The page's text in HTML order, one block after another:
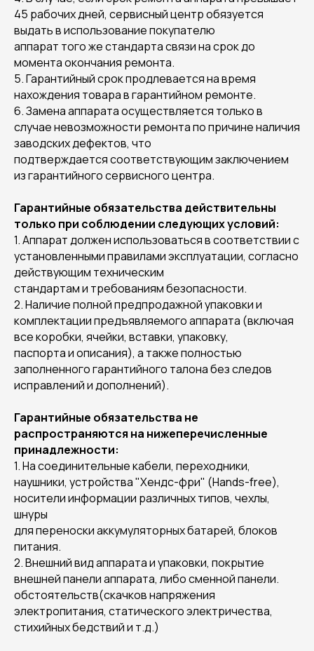
45 рабочих дней, сервисный центр обязуется
выдать в использование покупателю
аппарат того же стандарта связи на срок до
момента окончания ремонта.
5. Гарантийный срок продлевается на время
нахождения товара в гарантийном ремонте.
6. Замена аппарата осуществляется только в
случае невозможности ремонта по причине наличия
заводских дефектов, что
подтверждается соответствующим заключением
из гарантийного сервисного центра.
Гарантийные обязательства действительны
только при соблюдении следующих условий:
1. Аппарат должен использоваться в соответствии с
установленными правилами эксплуатации, согласно
действующим техническим
стандартам и требованиям безопасности.
2. Наличие полной предпродажной упаковки и
комплектации предъявляемого аппарата (включая
все коробки, ячейки, вставки, упаковку,
паспорта и описания), а также полностью
заполненного гарантийного талона без следов
исправлений и дополнений).
Гарантийные обязательства не
распространяются на нижеперечисленные
принадлежности:
1. На соединительные кабели, переходники,
наушники, устройства "Хендс-фри" (Hands-free),
носители информации различных типов, чехлы,
шнуры
для переноски аккумуляторных батарей, блоков
питания.
2. Внешний вид аппарата и упаковки, покрытие
внешней панели аппарата, либо сменной панели.
обстоятельств(скачков напряжения
электропитания, статического электричества,
стихийных бедствий и т.д.)